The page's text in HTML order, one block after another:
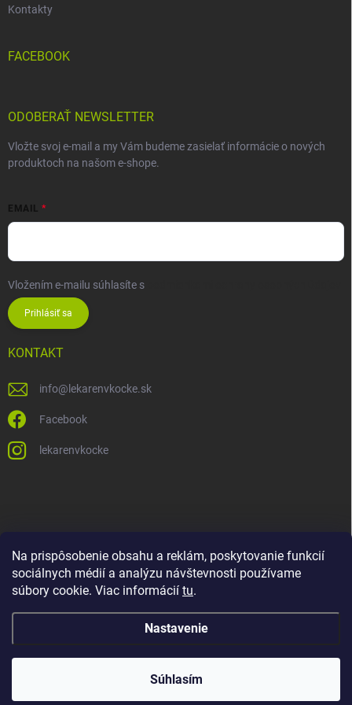
Na prispôsobenie obsahu a reklám, poskytovanie funkcií
sociálnych médií a analýzu návštevnosti používame
súbory cookie. Viac informácií tu.
Nastavenie
Súhlasím
Kontakty
FACEBOOK
ODOBERAŤ NEWSLETTER
Vložte svoj e-mail a my Vám budeme zasielať informácie o nových
produktoch na našom e-shope.
EMAIL
Vložením e-mailu súhlasíte s
Prihlásiť sa
KONTAKT
info@ lekarenvkocke.sk
Facebook
lekarenvkocke
nastavenie cookies